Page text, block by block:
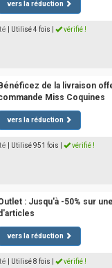
vers la réduction
| Utilisé 4 fois vérifié !
Bénéficez de la livraison
Miss Coquines
vers la réduction
| Utilisé 951 fois vérifié !
: Jusqu'à -50% sur
vers la réduction
| Utilisé 8 fois vérifié !